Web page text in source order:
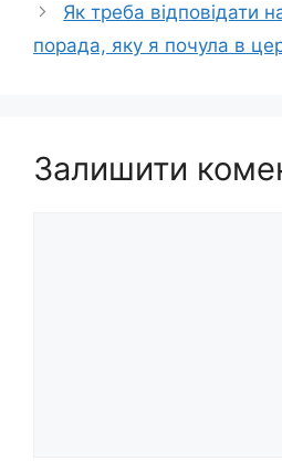
Як треба відповідати
порада, яку я почула в
Залишити